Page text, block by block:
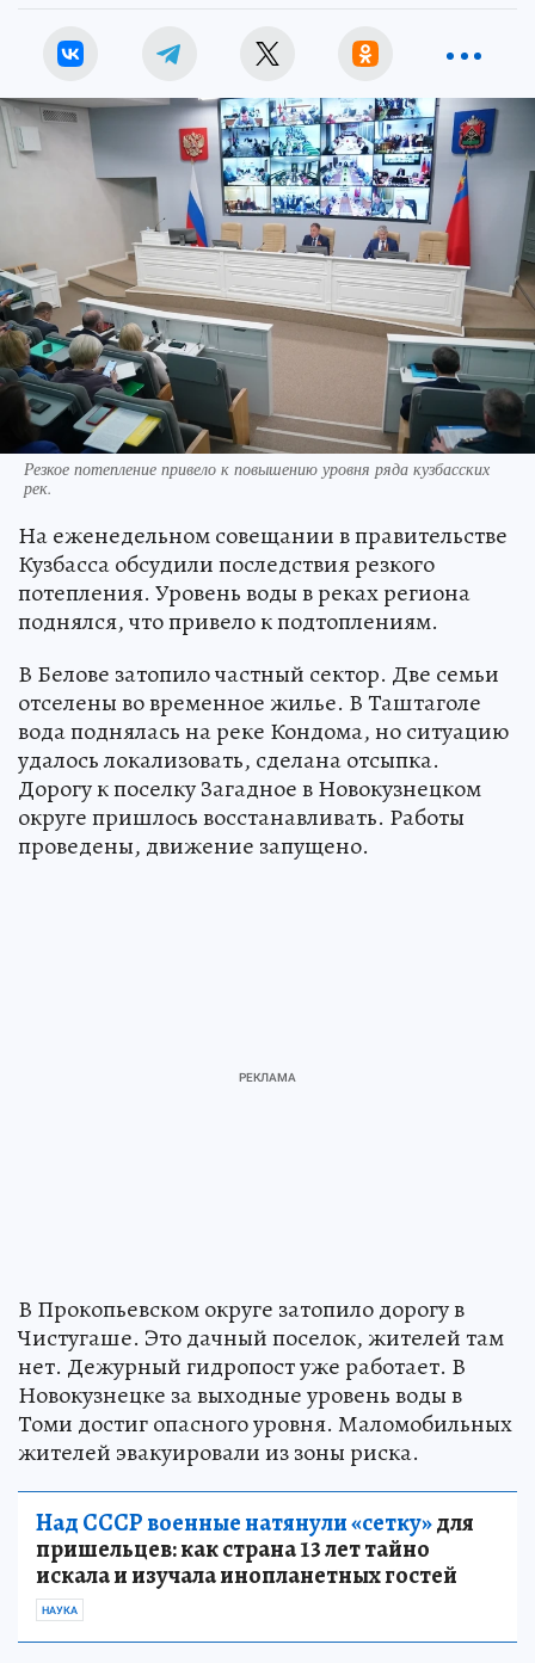
Резкое потепление привело к повышению уровня ряда кузбасских
рек.
На еженедельном совещании в правительстве
Кузбасса обсудили последствия резкого
потепления. Уровень воды в реках региона
поднялся, что привело к подтоплениям.
В Белове затопило частный сектор. Две семьи
отселены во временное жилье. В Таштаголе
вода поднялась на реке Кондома, но ситуацию
удалось локализовать, сделана отсыпка.
Дорогу к поселку Загадное в Новокузнецком
округе пришлось восстанавливать. Работы
проведены, движение запущено.
В Прокопьевском округе затопило дорогу в
Чистугаше. Это дачный поселок, жителей там
нет. Дежурный гидропост уже работает. В
Новокузнецке за выходные уровень воды в
Томи достиг опасного уровня. Маломобильных
жителей эвакуировали из зоны риска.
Над СССР военные натянули «сетку»для
пришельцев: как страна 13 лет тайно
искала и изучала инопланетных гостей
НАУКА